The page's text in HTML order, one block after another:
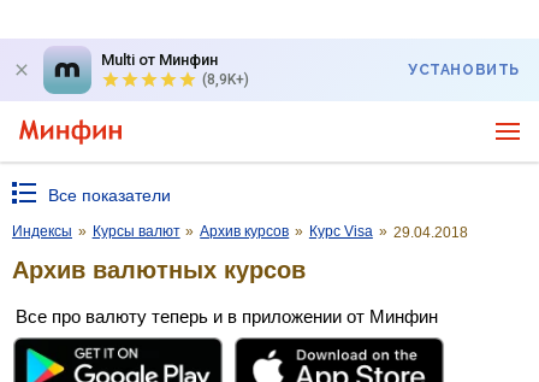
Multi от Минфин
(8,9K+)
УСТАНОВИТЬ
Все показатели
Индексы » Курсы валют » Архив курсов » Курс Visa » 29.04.2018
Архив валютных курсов
Все про валюту теперь и в приложении от Минфин